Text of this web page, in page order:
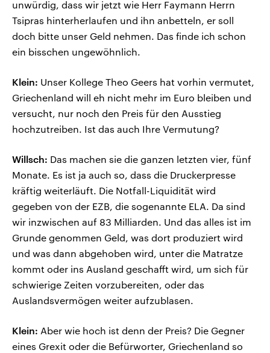
unwürdig, dass wir jetzt wie Herr Faymann Herrn
Tsipras hinterherlaufen und ihn anbetteln, er soll
doch bitte unser Geld nehmen. Das finde ich schon
ein bisschen ungewöhnlich.
Klein: Unser Kollege Theo Geers hat vorhin vermutet,
Griechenland will eh nicht mehr im Euro bleiben und
versucht, nur noch den Preis für den Ausstieg
hochzutreiben. Ist das auch Ihre Vermutung?
Willsch: Das machen sie die ganzen letzten vier, fünf
Monate. Es ist ja auch so, dass die Druckerpresse
kräftig weiterläuft. Die Notfall-Liquidität wird
gegeben von der EZB, die sogenannte ELA. Da sind
wir inzwischen auf 83 Milliarden. Und das alles ist im
Grunde genommen Geld, was dort produziert wird
und was dann abgehoben wird, unter die Matratze
kommt oder ins Ausland geschafft wird, um sich für
schwierige Zeiten vorzubereiten, oder das
Auslandsvermögen weiter aufzublasen.
Klein: Aber wie hoch ist denn der Preis? Die Gegner
eines Grexit oder die Befürworter, Griechenland so